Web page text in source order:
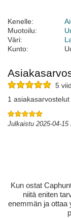
Kenelle:
Muotoilu:
Väri:
Kunto:
5
1 asiakasarvostelut
Julkaistu 2025-04-
Kun ostat
niitä eniten
enemmän ja ottaa